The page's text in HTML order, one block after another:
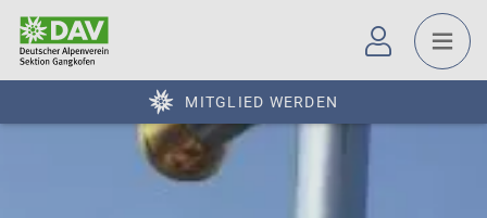
MITGLIED WERDEN